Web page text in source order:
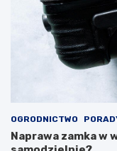
OGRODNICTWO
Naprawa zamka w